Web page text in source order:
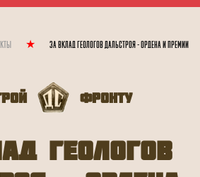
За вклад геологов Дальстроя - ордена и премии
Фронту
геологов